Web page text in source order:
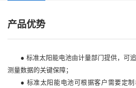
产品优势
● 标准太阳能电池由计量部门提供，可
测量数据的关键保障；
● 标准太阳能电池可根据客户需要定